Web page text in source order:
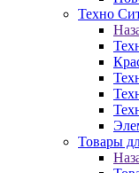
Техно
Товары